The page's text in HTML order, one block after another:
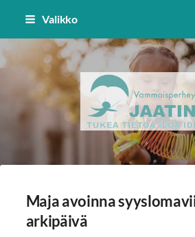
Siirry
Valikko
Maja avoinna
arkipäivä